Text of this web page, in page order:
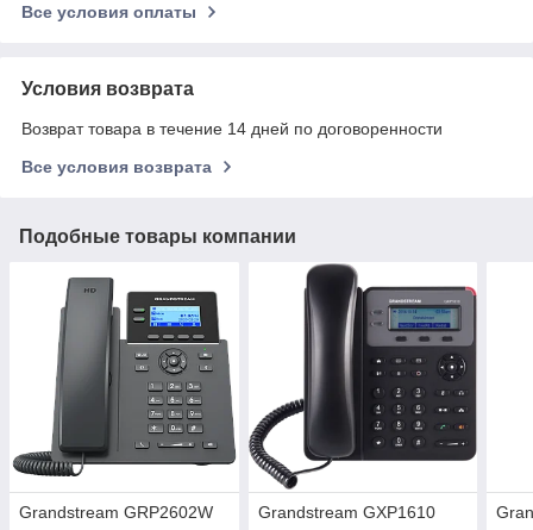
Все условия оплаты
Условия возврата
Возврат товара в течение 14 дней по договоренности
Все условия возврата
Подобные товары компании
Grandstream GRP2602W Grandstream GXP1610